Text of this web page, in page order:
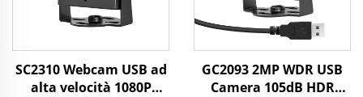
SC2310 Webcam USB ad
alta velocità 1080P
GC2093 2MP WDR USB
Camera 105dB HDR